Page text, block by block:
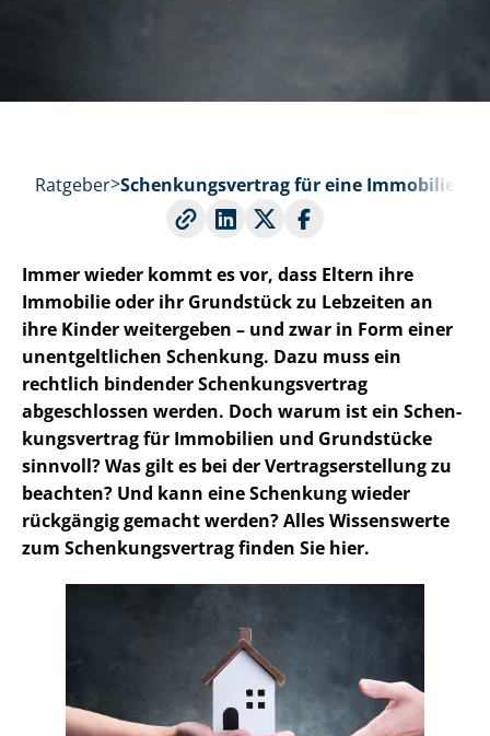
Ratgeber Schen­kungs­ver­trag für eine Immobilie
Immer wieder kommt es vor, dass Eltern ihre
Immobilie oder ihr Grundstück zu Lebzeiten an
ihre Kinder weitergeben – und zwar in Form einer
unentgeltlichen Schenkung. Dazu muss ein
rechtlich bindender Schen­kungs­ver­trag
abgeschlossen werden. Doch warum ist ein Schen­
kungs­ver­trag für Immobilien und Grundstücke
sinnvoll? Was gilt es bei der Ver­trags­er­stel­lung zu
beachten? Und kann eine Schenkung wieder
rückgängig gemacht werden? Alles Wissenswerte
zum Schen­kungs­ver­trag finden Sie hier.